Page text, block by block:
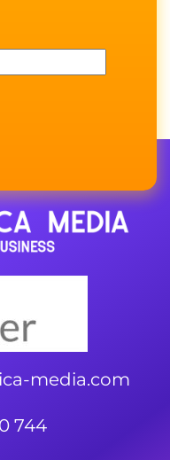
media.com
744